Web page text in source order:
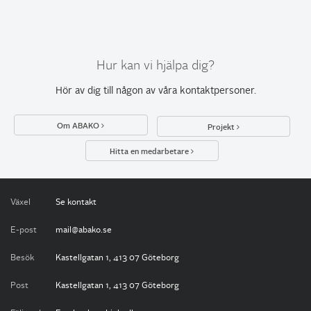
Hur kan vi hjälpa dig?
Hör av dig till någon av våra kontaktpersoner.
Om ABAKO Projekt
Hitta en medarbetare
Växel Se kontakt
E-post mail@abako.se
Besök Kastellgatan 1, 413 07 Göteborg
Post Kastellgatan 1, 413 07 Göteborg